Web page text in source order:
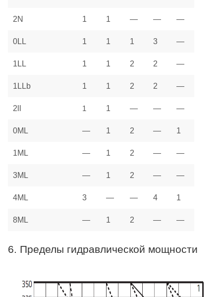
2N 1 1 — — —
0LL 1 1 1 3 —
1LL 1 1 2 2 —
1LLb 1 1 2 2 —
2ll 1 1 — — —
0ML — 1 2 — 1
1ML — 1 2 — —
3ML — 1 2 — —
4ML 3 — — 4 1
8ML — 1 2 — —
6. Пределы гидравлической мощности